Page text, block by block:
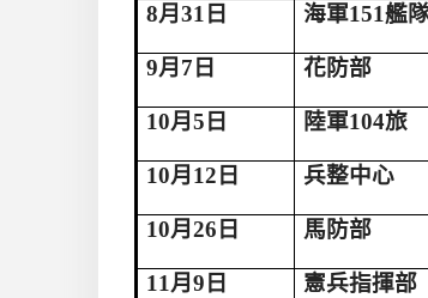
8月 31 日 海軍151艦
9月 7 日 花防部
10月 5 日 陸軍104旅
10月 12 日 兵整中心
10月 26 日 馬防部
11月 9 日 憲兵指揮部